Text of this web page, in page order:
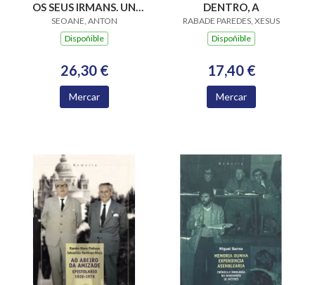
OS SEUS IRMANS. UN
RELATO DE NARON
SEOANE, ANTON
Dispoñible
26,30 €
Mercar
DENTRO, A
RABADE PAREDES, XESUS
Dispoñible
17,40 €
Mercar